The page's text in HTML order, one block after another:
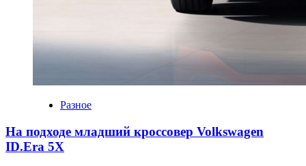
Разное
На подходе младший кроссовер Volkswagen
ID.Era 5X